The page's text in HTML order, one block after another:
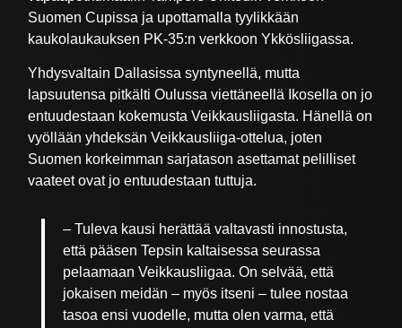
Suomen Cupissa ja upottamalla tyylikkään
kaukolaukauksen PK-35:n verkkoon Ykkösliigassa.
Yhdysvaltain Dallasissa syntyneellä, mutta
lapsuutensa pitkälti Oulussa viettäneellä Ikosella on jo
entuudestaan kokemusta Veikkausliigasta. Hänellä on
vyöllään yhdeksän Veikkausliiga-ottelua, joten
Suomen korkeimman sarjatason asettamat pelilliset
vaateet ovat jo entuudestaan tuttuja.
– Tuleva kausi herättää valtavasti innostusta,
että pääsen Tepsin kaltaisessa seurassa
pelaamaan Veikkausliigaa. On selvää, että
jokaisen meidän – myös itseni – tulee nostaa
tasoa ensi vuodelle, mutta olen varma, että